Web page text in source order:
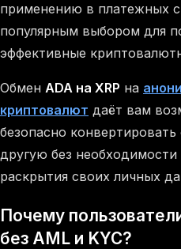
применению в платежных
популярным выбором для
эффективные
Обмен ADA на XRP на
криптовалют даёт вам
безопасно
другую без
раскрытия своих личных
Почему
без AML и KYC?